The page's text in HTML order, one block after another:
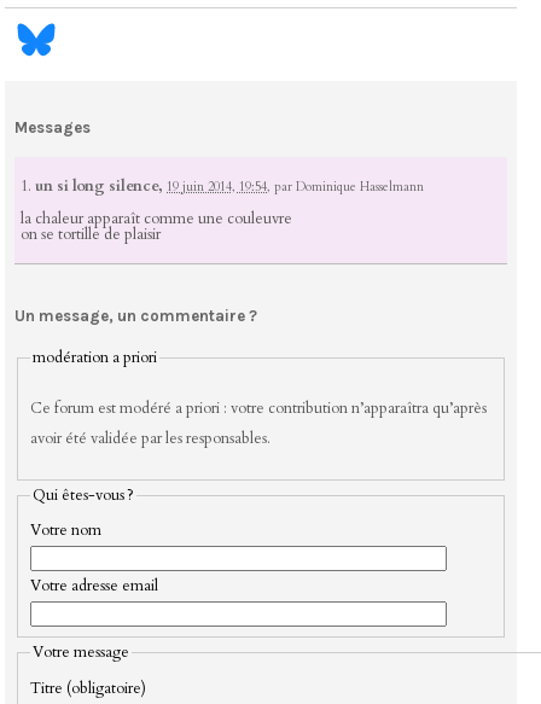
Messages
1. un si long silence, 19 juin 2014, 19:54,parDominique Hasselmann
la chaleur apparaît comme une couleuvre
on se tortille de plaisir
Un message, un commentaire ?
modération a priori
Ce forum est modéré a priori : votre contribution n’apparaîtra qu’après
avoir été validée par les responsables.
Qui êtes-vous ?
Votre nom
Votre adresse email
Votre message
Titre (obligatoire)